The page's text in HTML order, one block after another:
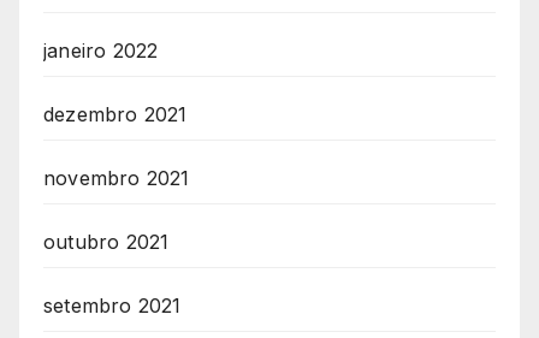
janeiro 2022
dezembro 2021
novembro 2021
outubro 2021
setembro 2021